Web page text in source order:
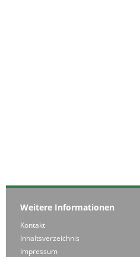
Weitere Informationen
Kontakt
Inhaltsverzeichnis
Impressum